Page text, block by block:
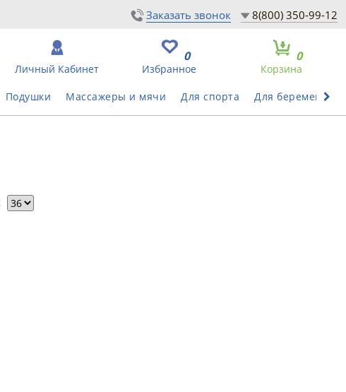
Заказать звонок 8(800) 350-99-12
Корзина
0
Избранное
0
Личный Кабинет
Подушки Массажеры и мячи Для спорта Для беременных